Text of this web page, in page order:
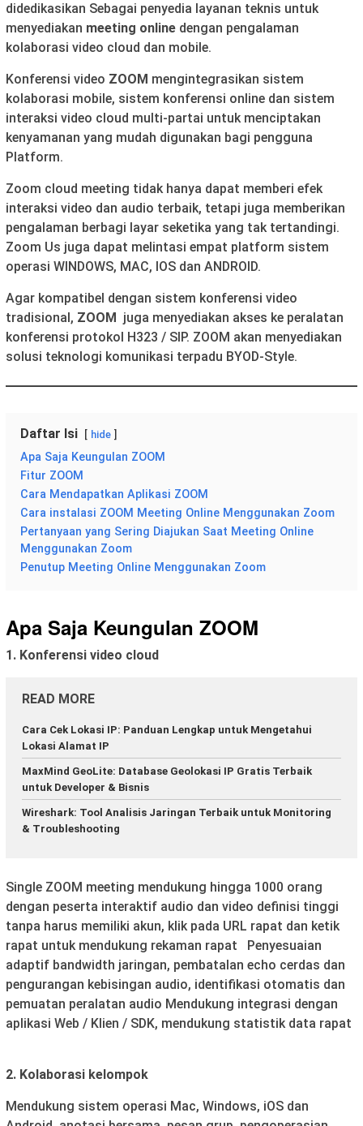
didedikasikan Sebagai penyedia layanan teknis untuk
menyediakan meeting online dengan pengalaman
kolaborasi video cloud dan mobile.
Konferensi video ZOOM mengintegrasikan sistem
kolaborasi mobile, sistem konferensi online dan sistem
interaksi video cloud multi-partai untuk menciptakan
kenyamanan yang mudah digunakan bagi pengguna
Platform.
Zoom cloud meeting tidak hanya dapat memberi efek
interaksi video dan audio terbaik, tetapi juga memberikan
pengalaman berbagi layar seketika yang tak tertandingi.
Zoom Us juga dapat melintasi empat platform sistem
operasi WINDOWS, MAC, IOS dan ANDROID.
Agar kompatibel dengan sistem konferensi video
tradisional, ZOOM juga menyediakan akses ke peralatan
konferensi protokol H323 / SIP. ZOOM akan menyediakan
solusi teknologi komunikasi terpadu BYOD-Style.
Daftar Isi hide
Apa Saja Keungulan ZOOM
Fitur ZOOM
Cara Mendapatkan Aplikasi ZOOM
Cara instalasi ZOOM Meeting Online Menggunakan Zoom
Pertanyaan yang Sering Diajukan Saat Meeting Online
Menggunakan Zoom
Penutup Meeting Online Menggunakan Zoom
Apa Saja Keungulan ZOOM
1. Konferensi video cloud
READ MORE
Cara Cek Lokasi IP: Panduan Lengkap untuk Mengetahui
Lokasi Alamat IP
MaxMind GeoLite: Database Geolokasi IP Gratis Terbaik
untuk Developer & Bisnis
Wireshark: Tool Analisis Jaringan Terbaik untuk Monitoring
& Troubleshooting
Single ZOOM meeting mendukung hingga 1000 orang
dengan peserta interaktif audio dan video definisi tinggi
tanpa harus memiliki akun, klik pada URL rapat dan ketik
rapat untuk mendukung rekaman rapat Penyesuaian
adaptif bandwidth jaringan, pembatalan echo cerdas dan
pengurangan kebisingan audio, identifikasi otomatis dan
pemuatan peralatan audio Mendukung integrasi dengan
aplikasi Web / Klien / SDK, mendukung statistik data rapat
2. Kolaborasi kelompok
Mendukung sistem operasi Mac, Windows, iOS dan